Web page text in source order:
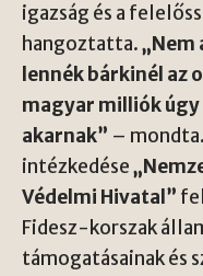
igazság és a
hangoztatta.
lennék bárkinél az
magyar milliók
akarnak” –
intézkedése
Védelmi Hivatal”
Fidesz-korszak
támogatásainak és